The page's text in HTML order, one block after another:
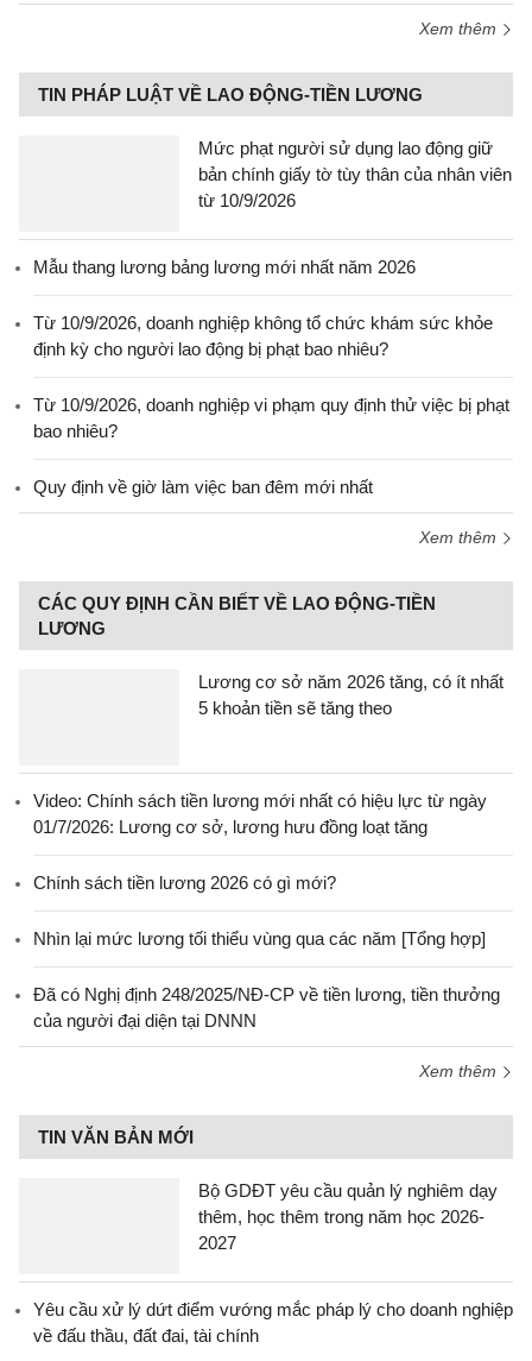
Xem thêm
TIN PHÁP LUẬT VỀ LAO ĐỘNG-TIỀN LƯƠNG
Mức phạt người sử dụng lao động giữ
bản chính giấy tờ tùy thân của nhân viên
từ 10/9/2026
Mẫu thang lương bảng lương mới nhất năm 2026
Từ 10/9/2026, doanh nghiệp không tổ chức khám sức khỏe
định kỳ cho người lao động bị phạt bao nhiêu?
Từ 10/9/2026, doanh nghiệp vi phạm quy định thử việc bị phạt
bao nhiêu?
Quy định về giờ làm việc ban đêm mới nhất
Xem thêm
CÁC QUY ĐỊNH CẦN BIẾT VỀ LAO ĐỘNG-TIỀN
LƯƠNG
Lương cơ sở năm 2026 tăng, có ít nhất
5 khoản tiền sẽ tăng theo
Video: Chính sách tiền lương mới nhất có hiệu lực từ ngày
01/7/2026: Lương cơ sở, lương hưu đồng loạt tăng
Chính sách tiền lương 2026 có gì mới?
Nhìn lại mức lương tối thiểu vùng qua các năm [Tổng hợp]
Đã có Nghị định 248/2025/NĐ-CP về tiền lương, tiền thưởng
của người đại diện tại DNNN
Xem thêm
TIN VĂN BẢN MỚI
Bộ GDĐT yêu cầu quản lý nghiêm dạy
thêm, học thêm trong năm học 2026-
2027
Yêu cầu xử lý dứt điểm vướng mắc pháp lý cho doanh nghiệp
về đấu thầu, đất đai, tài chính